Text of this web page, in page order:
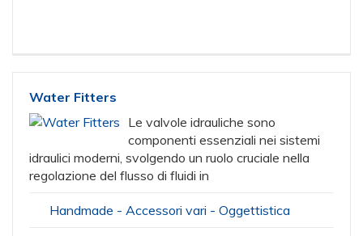
Water Fitters
Le valvole idrauliche sono
componenti essenziali nei sistemi
idraulici moderni, svolgendo un ruolo cruciale nella
regolazione del flusso di fluidi in
Handmade - Accessori vari - Oggettistica